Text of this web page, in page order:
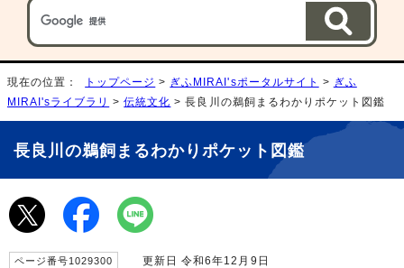
現在の位置： トップページ > ぎふMIRAI'sポータルサイト > ぎふ
MIRAI'sライブラリ >伝統文化 > 長良川の鵜飼まるわかりポケット図鑑
長良川の鵜飼まるわかりポケット図鑑
ページ番号1029300 更新日 令和6年12月9日